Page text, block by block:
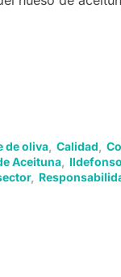
de oliva Calidad
Aceituna
,